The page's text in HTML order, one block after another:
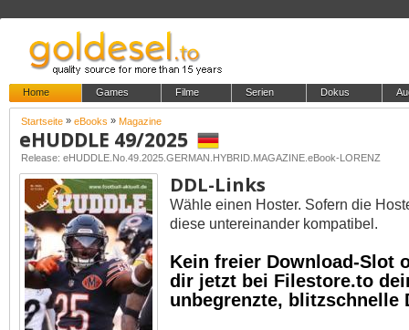
Home Games Filme Serien Dokus
Startseite » eBooks » Magazine
eHUDDLE 49/2025
Release: eHUDDLE.No.49.2025.GERMAN.HYBRID.MAGAZINE.eBook-LORENZ
DDL-Links
Wähle einen Hoster. Sofern die
diese untereinander kompatibel.
Kein freier Download-Slot
dir jetzt bei Filestore.to
unbegrenzte, blitzschnelle